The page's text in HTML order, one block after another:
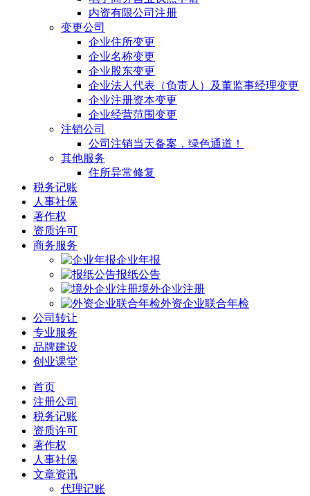
内资有限公司注册
变更公司
企业住所变更
企业名称变更
企业股东变更
企业法人代表（负责人）及董监事经理变更
企业注册资本变更
企业经营范围变更
注销公司
公司注销当天备案，绿色通道！
其他服务
住所异常修复
税务记账
人事社保
著作权
资质许可
商务服务
企业年报
报纸公告
境外企业注册
外资企业联合年检
公司转让
专业服务
品牌建设
创业课堂
首页
注册公司
税务记账
资质许可
著作权
人事社保
文章资讯
代理记账